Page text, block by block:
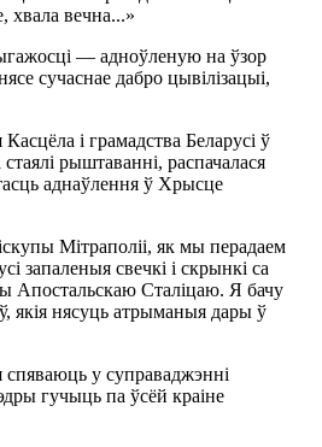
хвала вечна...»
— адноўленую на ўзор
сучаснае дабро цывілізацыі,
і грамадства Беларусі ў
рыштаванні, распачалася
аднаўлення ў Хрысце
Мітраполіі, як мы перадаем
запаленыя свечкі і скрынкі са
Апостальскаю Сталіцаю. Я бачу
якія нясуць атрыманыя дары ў
спяваюць у суправаджэнні
гучыць па ўсёй краіне